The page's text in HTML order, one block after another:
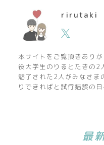
rirutaki
本サイトをご覧頂きあり
役大学生のりるとたきの2
魅了された2人がみなさま
りできればと試行錯誤の日
最